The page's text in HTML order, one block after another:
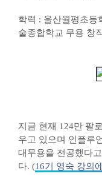
학력 : 울산월평초등
술종합학교 무용 창
지금 현재 124만 팔
우고 있으며 인플루
대무용을 전공했다
다. (16기 영숙 강의